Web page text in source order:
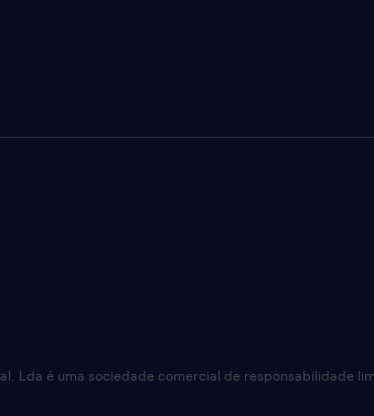
Lda é uma sociedade comercial de responsabilidade